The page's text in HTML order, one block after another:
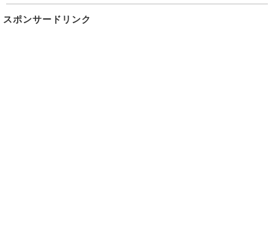
スポンサードリンク